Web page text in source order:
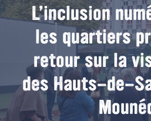
L’inclusion
les quartiers
retour sur la
des Hauts-de-